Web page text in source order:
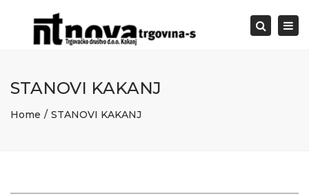
Search
STANOVI KAKANJ
Home STANOVI KAKANJ